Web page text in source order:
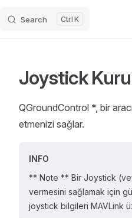
Search K
Joystick
QGroundControl *, bir
etmenizi sağlar.
INFO
** Note ** Bir Joystick
vermesini sağlamak için
joystick bilgileri MAVLink